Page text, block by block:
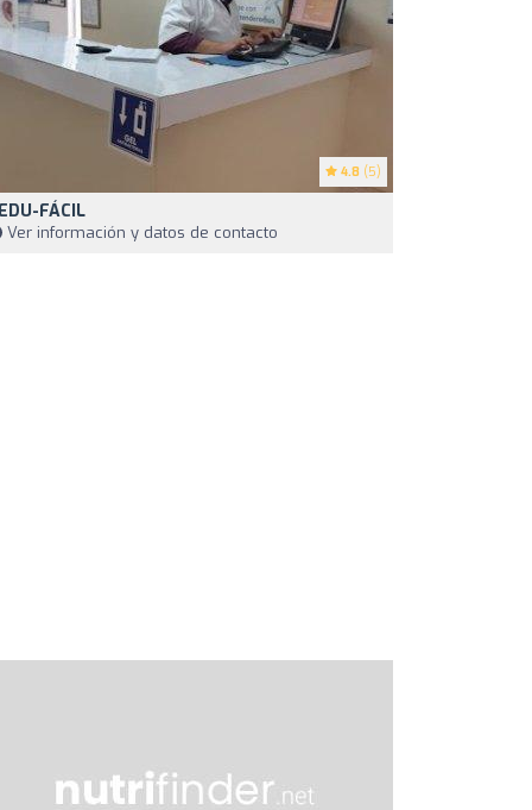
4.8 (5)
FÁCIL
Ver información y datos de contacto